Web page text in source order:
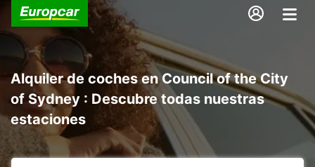
Alquiler de coches en Council of the City
of Sydney : Descubre todas nuestras
estaciones